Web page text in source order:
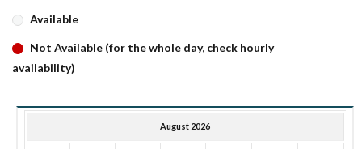
Available
Not Available (for the whole day, check hourly
availability)
August 2026